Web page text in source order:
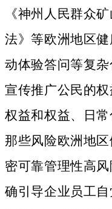
《神州人民群众
法》等欧洲地区
动体验答问等复
宣传推广公民的
权益和权益、日
那些风险欧洲地
密可靠管理性高
确引导企业员工